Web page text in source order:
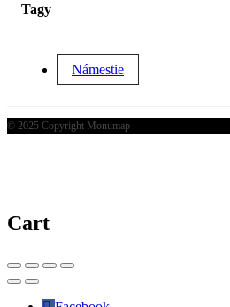
Tagy
Námestie
© 2025 Copyright Monumap
Cart